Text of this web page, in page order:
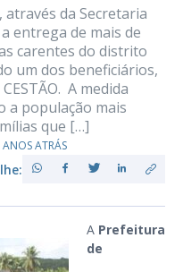
da Secretaria
entrega de mais de
carentes do distrito
um dos beneficiários,
A medida
a população mais
que […]
ATRÁS
A Prefeitura
de